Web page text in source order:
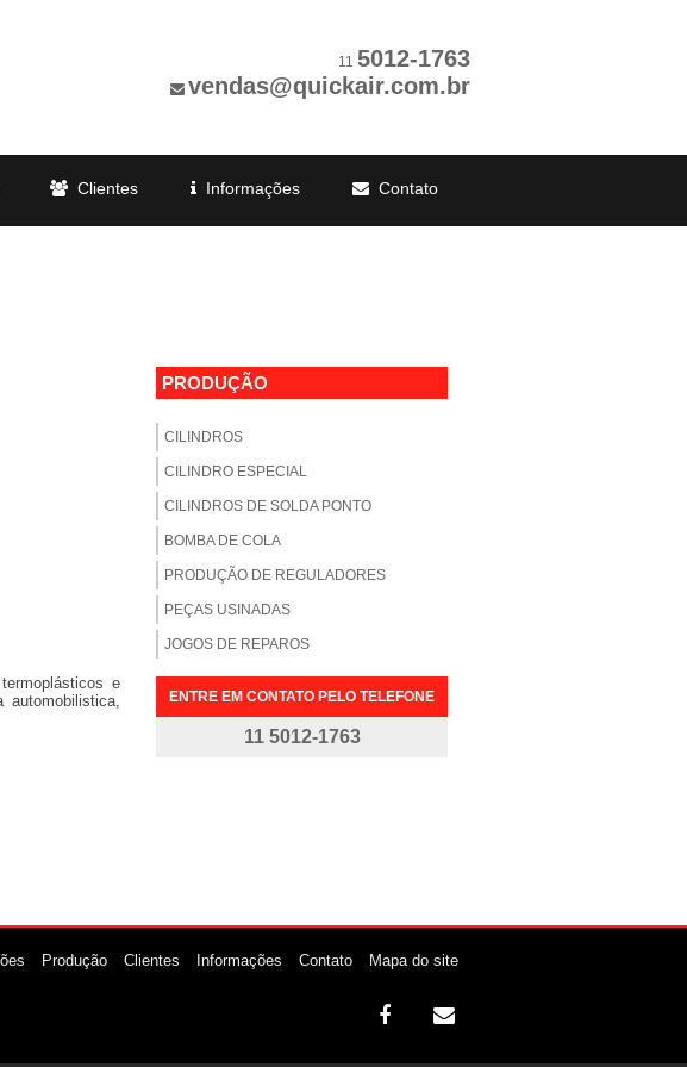
11 5012-1763
vendas@quickair.com.br
Clientes Informações Contato
e
PRODUÇÃO
CILINDROS
CILINDRO ESPECIAL
CILINDROS DE SOLDA PONTO
BOMBA DE COLA
PRODUÇÃO DE REGULADORES
PEÇAS USINADAS
JOGOS DE REPAROS
ENTRE EM CONTATO PELO TELEFONE
11 5012-1763
Produção Clientes Informações Contato Mapa do site